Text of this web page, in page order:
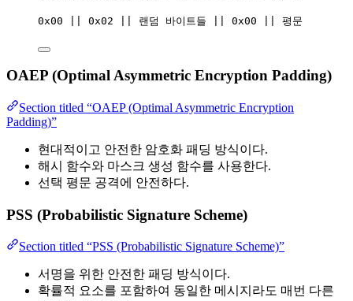
0x00 || 0x02 || 랜덤 바이트들 || 0x00 || 평문
OAEP (Optimal Asymmetric Encryption Padding)
Section titled “OAEP (Optimal Asymmetric Encryption
Padding)”
현대적이고 안전한 암호화 패딩 방식이다.
해시 함수와 마스크 생성 함수를 사용한다.
선택 평문 공격에 안전하다.
PSS (Probabilistic Signature Scheme)
Section titled “PSS (Probabilistic Signature Scheme)”
서명을 위한 안전한 패딩 방식이다.
확률적 요소를 포함하여 동일한 메시지라도 매번 다른